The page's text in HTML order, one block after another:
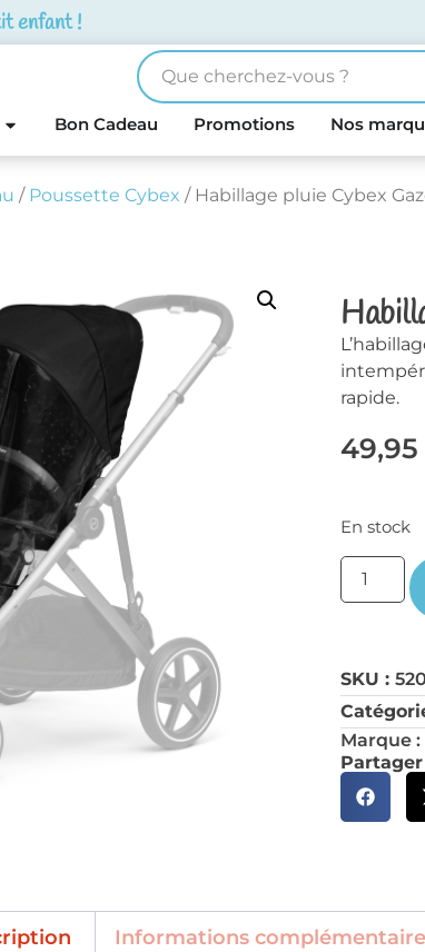
enfant !
Bon Cadeau Promotions Nos
/ Poussette Cybex / Habillage pluie Cybex
rapide.
En stock
SKU :
Marque :
Informations